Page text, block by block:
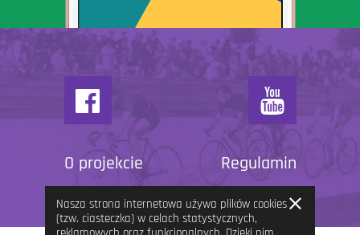
O projekcie Regulamin
Nasza strona internetowa używa plików cookies
(tzw. ciasteczka) w celach statystycznych,